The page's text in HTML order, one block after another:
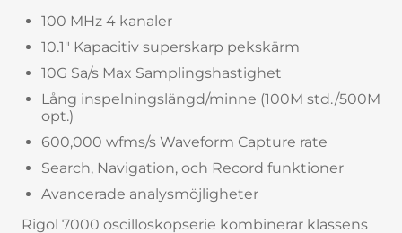
100 MHz 4 kanaler
10.1" Kapacitiv superskarp pekskärm
10G Sa/s Max Samplingshastighet
Lång inspelningslängd/minne (100M std./500M
opt.)
600,000 wfms/s Waveform Capture rate
Search, Navigation, och Record funktioner
Avancerade analysmöjligheter
Rigol 7000 oscilloskopserie kombinerar klassens